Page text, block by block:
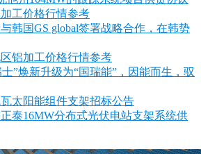
工价格行情参考
韩国GS global签署战略合作，在韩势
铝加工价格行情参考
”焕新升级为“国瑞能”，因能而生，驭
太阳能组件支架招标公告
泰16MW分布式光伏电站支架系统供